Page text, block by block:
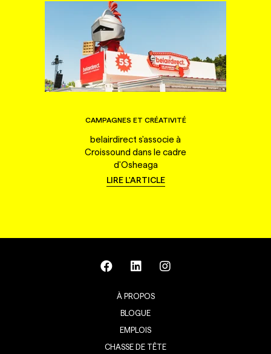
CAMPAGNES ET CRÉATIVITÉ
belairdirect s'associe à
Croissound dans le cadre
d'Osheaga
LIRE L'ARTICLE
À PROPOS
BLOGUE
EMPLOIS
CHASSE DE TÊTE